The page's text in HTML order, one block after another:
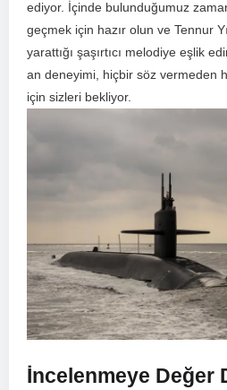
ediyor. İçinde bulunduğumuz
geçmek için⁣ hazır⁢ olun ve Tennur⁣
yarattığı şaşırtıcı melodiye eşlik
an deneyimi, hiçbir söz vermeden
için sizleri bekliyor.
İncelenmeye Değer